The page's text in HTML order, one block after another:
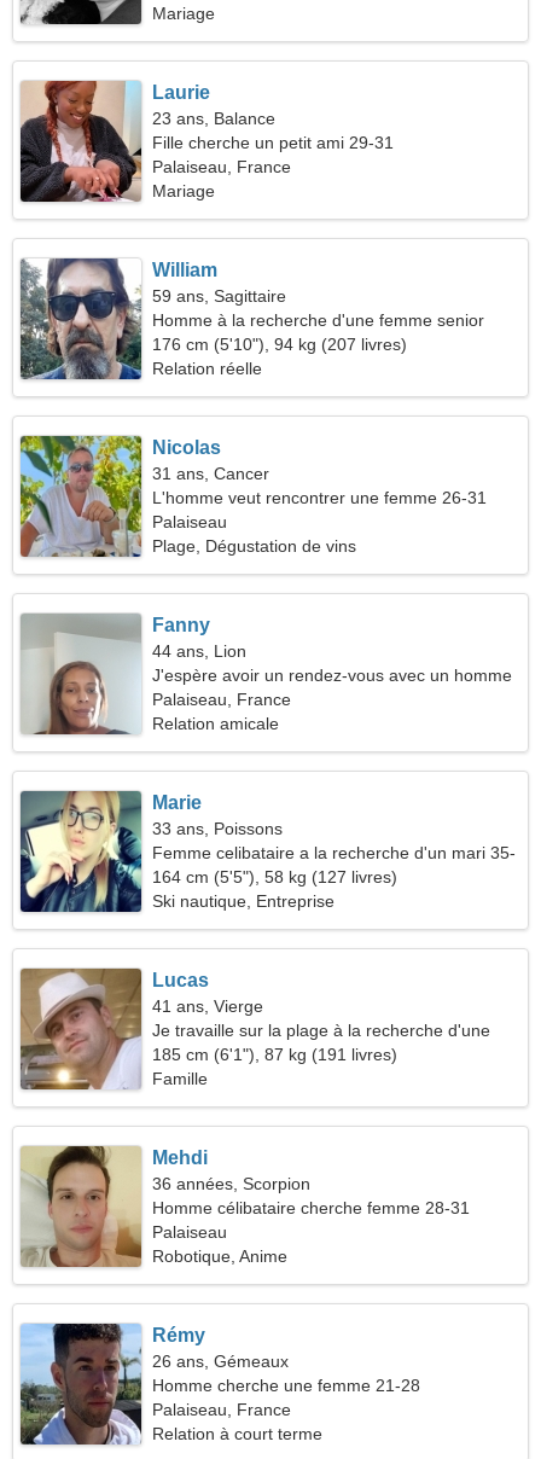
Mariage
Laurie
23 ans, Balance
Fille cherche un petit ami 29-31
Palaiseau, France
Mariage
William
59 ans, Sagittaire
Homme à la recherche d'une femme senior
176 cm (5'10"), 94 kg (207 livres)
Relation réelle
Nicolas
31 ans, Cancer
L'homme veut rencontrer une femme 26-31
Palaiseau
Plage, Dégustation de vins
Fanny
44 ans, Lion
J'espère avoir un rendez-vous avec un homme
affectueux
Palaiseau, France
Relation amicale
Marie
33 ans, Poissons
Femme celibataire a la recherche d'un mari 35-
42
164 cm (5'5"), 58 kg (127 livres)
Ski nautique, Entreprise
Lucas
41 ans, Vierge
Je travaille sur la plage à la recherche d'une
femme extraordinaire
185 cm (6'1"), 87 kg (191 livres)
Famille
Mehdi
36 années, Scorpion
Homme célibataire cherche femme 28-31
Palaiseau
Robotique, Anime
Rémy
26 ans, Gémeaux
Homme cherche une femme 21-28
Palaiseau, France
Relation à court terme